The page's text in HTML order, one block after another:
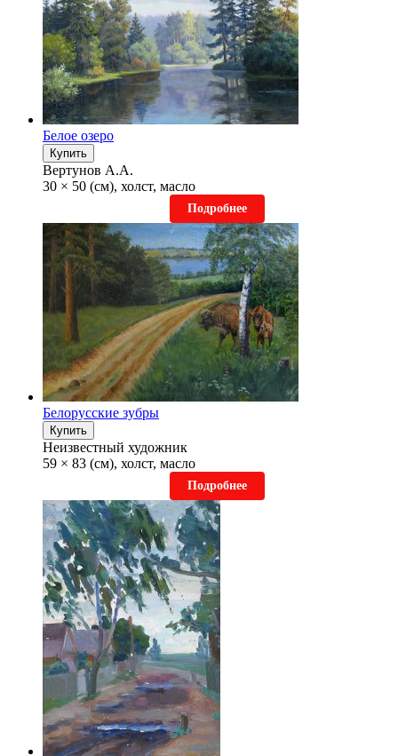
Белое озеро
Купить
Вертунов А.А.
30 × 50 (см), холст, масло
Подробнее
Белорусские зубры
Купить
Неизвестный художник
59 × 83 (см), холст, масло
Подробнее